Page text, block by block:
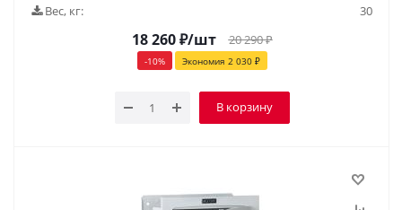
Вес, кг:
30
18 260₽/шт 20 290₽
-10% Экономия 2 030₽
В корзину